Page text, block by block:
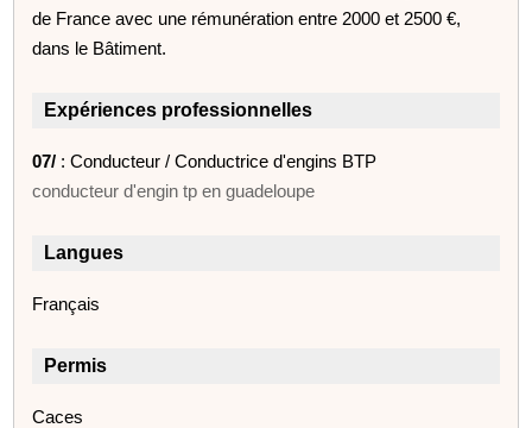
de France avec une rémunération entre 2000 et 2500 €,
dans le Bâtiment.
Expériences professionnelles
07/ : Conducteur / Conductrice d'engins BTP
conducteur d'engin tp en guadeloupe
Langues
Français
Permis
Caces